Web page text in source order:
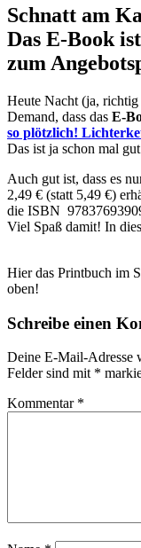
Schnatt am
Das E-Book
zum
Heute Nacht (ja,
Demand, dass das E-
so plötzlich!
Das ist ja schon mal
Auch gut ist, dass es
2,49 € (statt 5,49 €)
die ISBN
Viel Spaß damit! In
Hier das Printbuch im
oben!
Schreibe einen
Deine E-Mail-Adresse
Felder sind mit *
Kommentar *